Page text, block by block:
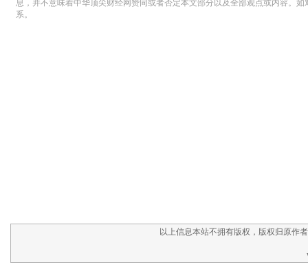
以上信息本站不拥有版权，版权归原作